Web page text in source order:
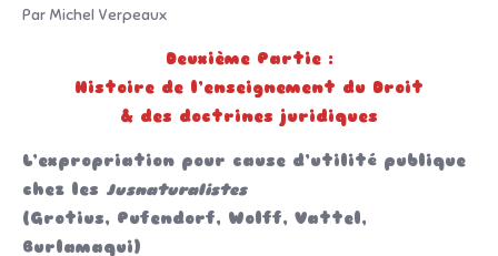
Par Michel Verpeaux
Deuxième Partie :
Histoire de l’enseignement du Droit
& des doctrines juridiques
L’expropriation pour cause d’utilité publique
chez les Jusnaturalistes
(Grotius, Pufendorf, Wolff, Vattel,
Burlamaqui)